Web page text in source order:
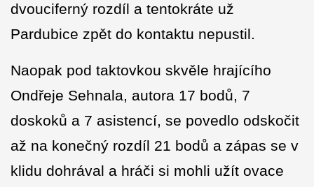
dvouciferný rozdíl a tentokráte už
Pardubice zpět do kontaktu nepustil.
Naopak pod taktovkou skvěle hrajícího
Ondřeje Sehnala, autora 17 bodů, 7
doskoků a 7 asistencí, se povedlo odskočit
až na konečný rozdíl 21 bodů a zápas se v
klidu dohrával a hráči si mohli užít ovace